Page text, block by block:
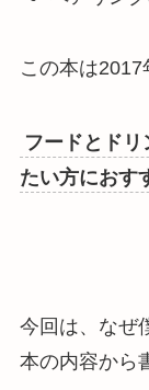
この本は2017
フードとド
たい方におす
今回は、なぜ
本の内容から